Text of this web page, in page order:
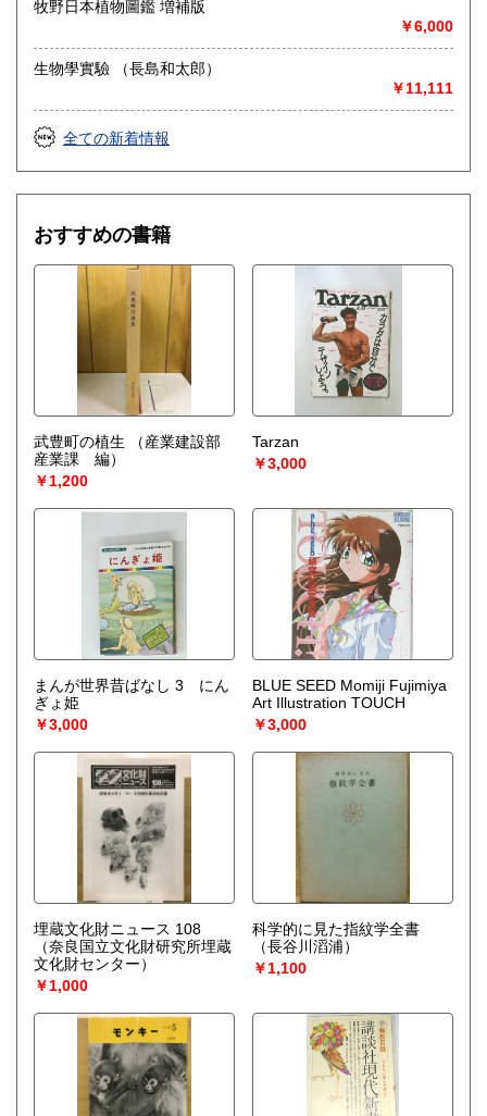
※お売り頂ける本の量や質が見込める場合は関東〜近畿エリ
ア要相談
例
【大学の研究室の整理】
【遺品整理で古い紙モノや道具など価値の有無が分からない
ものがある】
【神社仏閣、蔵の整理、中国古典籍など査定にかなりの専門
知識を要する】
場合などお気軽にご相談ください。
-------------------------------------------
買取専用ダイヤル
050-3698-2626
-------------------------------------------
◎宅配買取◎
○30点より宅配送料無料
○梱包用ダンボールの無料送付可能
○買取金額の概算が知りたい方は、事前査定のサービスもぜひ
ご活用下さい。
宅配買取送付先
----------------------------------------
501-0224
岐阜県瑞穂市稲里197-1
058-322-2366
----------------------------------------
取り扱い分野
オールジャンル、戦前紙モノ、古典籍
牧野日本植物圖鑑 増補版
￥6,000
生物學實驗 （長島和太郎）
￥11,111
全ての新着情報
おすすめの書籍
武豊町の植生
（産業建設部
産業課 編）
￥1,200
Tarzan
￥3,000
まんが世界昔ばなし 3 にん
ぎょ姫
￥3,000
BLUE SEED Momiji Fujimiya
Art Illustration TOUCH
￥3,000
埋蔵文化財ニュース 108
（奈良国立文化財研究所埋蔵
文化財センター）
￥1,000
科学的に見た指紋学全書
（長谷川滔浦）
￥1,100